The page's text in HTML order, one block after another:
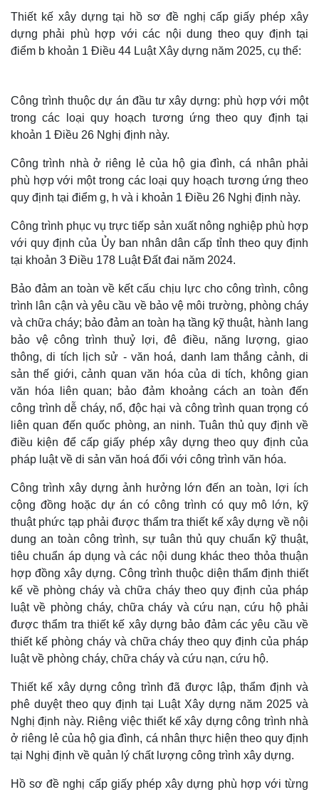
Thế giới
Quan sát
Cuộc sống đó đây
Hồ sơ
Multimedia
Video
Ảnh
E-Magazine
Infographic
Thiết kế xây dựng tại hồ sơ đề nghị cấp giấy phép xây
dựng phải phù hợp với các nội dung theo quy định tại
điểm b khoản 1 Điều 44 Luật Xây dựng năm 2025, cụ thể:
Công trình thuộc dự án đầu tư xây dựng: phù hợp với một
trong các loại quy hoạch tương ứng theo quy định tại
khoản 1 Điều 26 Nghị định này.
Công trình nhà ở riêng lẻ của hộ gia đình, cá nhân phải
phù hợp với một trong các loại quy hoạch tương ứng theo
quy định tại điểm g, h và i khoản 1 Điều 26 Nghị định này.
Công trình phục vụ trực tiếp sản xuất nông nghiệp phù hợp
với quy định của Ủy ban nhân dân cấp tỉnh theo quy định
tại khoản 3 Điều 178 Luật Đất đai năm 2024.
Bảo đảm an toàn về kết cấu chịu lực cho công trình, công
trình lân cận và yêu cầu về bảo vệ môi trường, phòng cháy
và chữa cháy; bảo đảm an toàn hạ tầng kỹ thuật, hành lang
bảo vệ công trình thuỷ lợi, đê điều, năng lượng, giao
thông, di tích lịch sử - văn hoá, danh lam thắng cảnh, di
sản thế giới, cảnh quan văn hóa của di tích, không gian
văn hóa liên quan; bảo đảm khoảng cách an toàn đến
công trình dễ cháy, nổ, độc hại và công trình quan trọng có
liên quan đến quốc phòng, an ninh. Tuân thủ quy định về
điều kiện để cấp giấy phép xây dựng theo quy định của
pháp luật về di sản văn hoá đối với công trình văn hóa.
Công trình xây dựng ảnh hưởng lớn đến an toàn, lợi ích
cộng đồng hoặc dự án có công trình có quy mô lớn, kỹ
thuật phức tạp phải được thẩm tra thiết kế xây dựng về nội
dung an toàn công trình, sự tuân thủ quy chuẩn kỹ thuật,
tiêu chuẩn áp dụng và các nội dung khác theo thỏa thuận
hợp đồng xây dựng. Công trình thuộc diện thẩm định thiết
kế về phòng cháy và chữa cháy theo quy định của pháp
luật về phòng cháy, chữa cháy và cứu nạn, cứu hộ phải
được thẩm tra thiết kế xây dựng bảo đảm các yêu cầu về
thiết kế phòng cháy và chữa cháy theo quy định của pháp
luật về phòng cháy, chữa cháy và cứu nạn, cứu hộ.
Thiết kế xây dựng công trình đã được lập, thẩm định và
phê duyệt theo quy định tại Luật Xây dựng năm 2025 và
Nghị định này. Riêng việc thiết kế xây dựng công trình nhà
ở riêng lẻ của hộ gia đình, cá nhân thực hiện theo quy định
tại Nghị định về quản lý chất lượng công trình xây dựng.
Hồ sơ đề nghị cấp giấy phép xây dựng phù hợp với từng